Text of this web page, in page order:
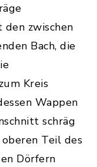
zwischen
Bach, die
Kreis
Wappen
schräg
Teil des
Dörfern